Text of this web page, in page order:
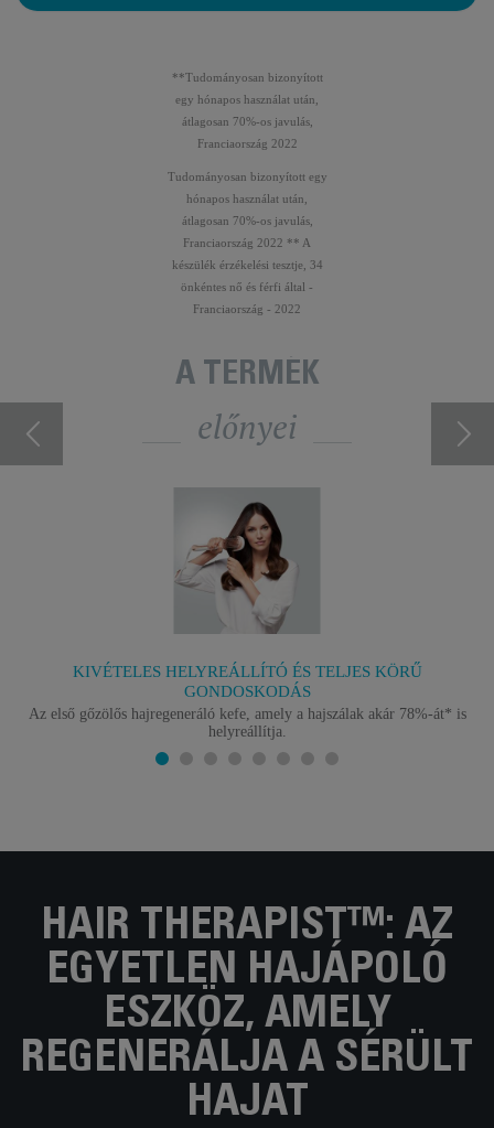
**Tudományosan bizonyított
egy hónapos használat után,
átlagosan 70%-os javulás,
Franciaország 2022
Tudományosan bizonyított egy
hónapos használat után,
átlagosan 70%-os javulás,
Franciaország 2022 ** A
készülék érzékelési tesztje, 34
önkéntes nő és férfi által -
Franciaország - 2022
A TERMÉK
előnyei
KIVÉTELES HELYREÁLLÍTÓ ÉS TELJES KÖRŰ
GONDOSKODÁS
Az első gőzölős hajregeneráló kefe, amely a hajszálak akár 78%-át* is
helyreállítja.
HAIR THERAPIST™: AZ
EGYETLEN HAJÁPOLÓ
ESZKÖZ, AMELY
REGENERÁLJA A SÉRÜLT
HAJAT